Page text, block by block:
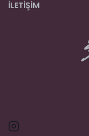
İLETİŞİM